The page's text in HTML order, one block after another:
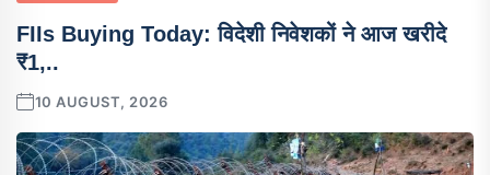
FIIs Buying Today: विदेशी निवेशकों ने आज खरीदे
₹1,..
10 AUGUST, 2026